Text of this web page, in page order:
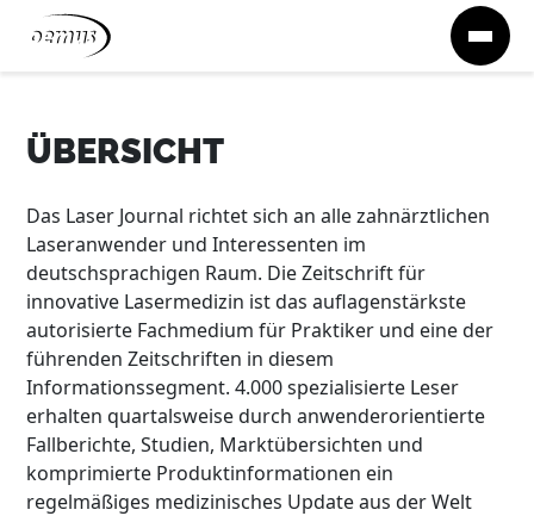
Zum Inhalt springen
ÜBERSICHT
Das Laser Journal richtet sich an alle zahnärztlichen
Laseranwender und Interessenten im
deutschsprachigen Raum. Die Zeitschrift für
innovative Lasermedizin ist das auflagenstärkste
autorisierte Fachmedium für Praktiker und eine der
führenden Zeitschriften in diesem
Informationssegment. 4.000 spezialisierte Leser
erhalten quartalsweise durch anwenderorientierte
Fallberichte, Studien, Marktübersichten und
komprimierte Produktinformationen ein
regelmäßiges medizinisches Update aus der Welt